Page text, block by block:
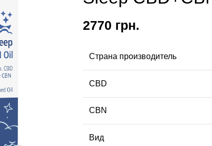
2770 грн.
Страна производитель
CBD
CBN
Вид